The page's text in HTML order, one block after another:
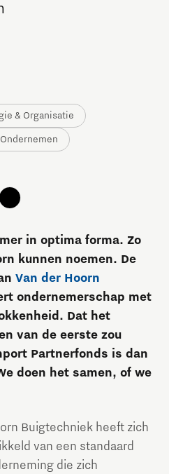
& Organisatie
Ondernemen
in optima forma. Zo
kunnen noemen. De
Van der Hoorn
ondernemerschap met
Dat het
van de eerste zou
Partnerfonds is dan
doen het samen, of we
Buigtechniek heeft zich
van een standaard
die zich